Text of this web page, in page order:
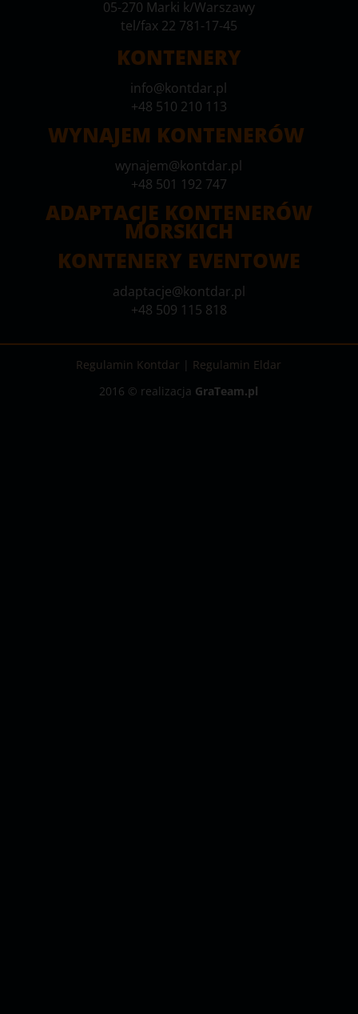
05-270 Marki k/Warszawy
tel/fax 22 781-17-45
KONTENERY
info@kontdar.pl
+48 510 210 113
WYNAJEM KONTENERÓW
wynajem@kontdar.pl
+48 501 192 747
ADAPTACJE KONTENERÓW
MORSKICH
KONTENERY EVENTOWE
adaptacje@kontdar.pl
+48 509 115 818
Regulamin Kontdar | Regulamin Eldar
2016 © realizacja GraTeam.pl